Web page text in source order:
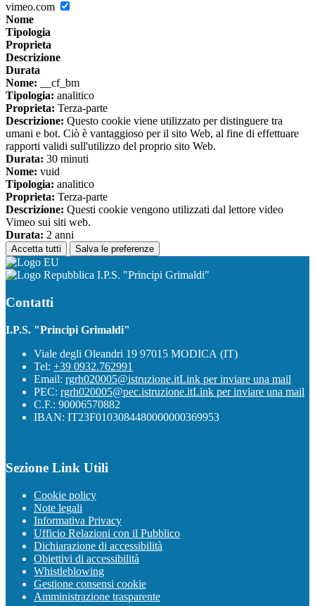
vimeo.com
Nome
Tipologia
Proprieta
Descrizione
Durata
Nome: __cf_bm
Tipologia: analitico
Proprieta: Terza-parte
Descrizione: Questo cookie viene utilizzato per distinguere tra
umani e bot. Ciò è vantaggioso per il sito Web, al fine di effettuare
rapporti validi sull'utilizzo del proprio sito Web.
Durata: 30 minuti
Nome: vuid
Tipologia: analitico
Proprieta: Terza-parte
Descrizione: Questi cookie vengono utilizzati dal lettore video
Vimeo sui siti web.
Durata: 2 anni
Accetta tutti Salva le preferenze
I.P.S. "Principi Grimaldi"
Contatti
I.P.S. "Principi Grimaldi"
Viale degli Oleandri 19 97015 MODICA (IT)
Tel: +39 0932.762991
Email: rgrh020005@istruzione.itLink per inviare una mail
PEC: rgrh020005@pec.istruzione.itLink per inviare una mail
C.F.: 90006570882
IBAN: IT23F0103084480000000369953
Sezione Link Utili
Cookie policy
Note legali
Informativa Privacy
Ufficio Relazioni con il Pubblico
Dichiarazione di accessibilità
Obiettivi di accessibilità
Whistleblowing
Gestione consensi cookie
Amministrazione trasparente